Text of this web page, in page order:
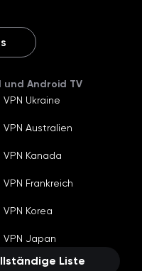
und Android TV
VPN Ukraine
VPN Australien
VPN Kanada
VPN Frankreich
VPN Korea
VPN Japan
Liste